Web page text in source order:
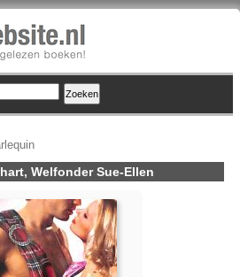
Welfonder Sue-Ellen